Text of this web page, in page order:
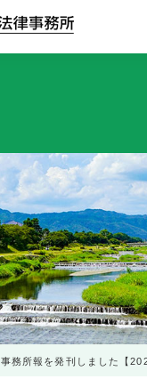
事務所報を発刊しました【